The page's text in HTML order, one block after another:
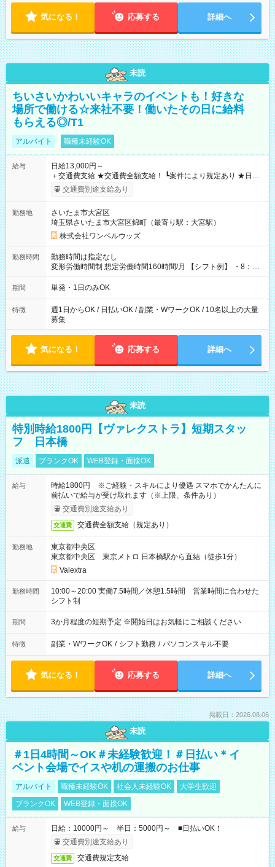
気になる！ 応募する 詳細へ
未読
ちいさいかわいいキャラのイベントも！好きな
場所で働ける☆来社不要！働いたその日に給料
もらえる◎/T1
アルバイト 職種未経験OK
給与
日給13,000円～
＋交通費支給 ★交通費全額支給！ ┗案件により規定あり ★日払
いOK！（規定あり） ┗働いたその日に現金GET♪ お仕事後はコ
ンビニATMから 日払い分を引き落とせます！ 【試用期間】試
交通費別途支給あり
勤務地
さいたま市大宮区
埼玉県さいたま市大宮区錦町（最寄り駅：大宮駅）
株式会社ワンベルウッズ
勤務時間
勤務時間は指定なし
変形労働時間制 想定労働時間160時間/月 【シフト例】 ・8：00
～21：00
期間 単発・1日のみOK
特徴
週1日からOK / 日払いOK / 副業・WワークOK / 10名以上の大量
募集
気になる！ 応募する 詳細へ
未読
特別時給1800円【ヴァレクストラ】短期スタッ
フ 日本橋
派遣 ブランクOK WEB登録・面接OK
給与
時給1800円 ※ご経験・スキルにより優遇 スマホでかんたんに
前払いで給与が受け取れます（※上限、条件あり）
交通費別途支給あり
交通費 交通費全額支給（規定あり）
勤務地
東京都中央区
東京都中央区 東京メトロ 日本橋駅から直結（徒歩1分）
Valextra
勤務時間
10:00～20:00 実働7.5時間／休憩1.5時間 営業時間に合わせた
シフト制
期間 3か月程度の短期予定 ※開始日はお気軽にご相談ください
特徴 副業・WワークOK / シフト勤務 / パソコンスキル不要
気になる！ 応募する 詳細へ
掲載日：2026.08.06
未読
＃1日4時間～OK＃未経験歓迎！＃日払い＊イ
ベント会場でイスや机の運搬のお仕事
アルバイト 職種未経験OK 社会人未経験OK
大学生歓迎
ブランクOK
WEB登録・面接OK
給与
日給：10000円～ 半日：5000円～ ■日払いOK！
交通費別途支給あり
交通費 交通費規定支給